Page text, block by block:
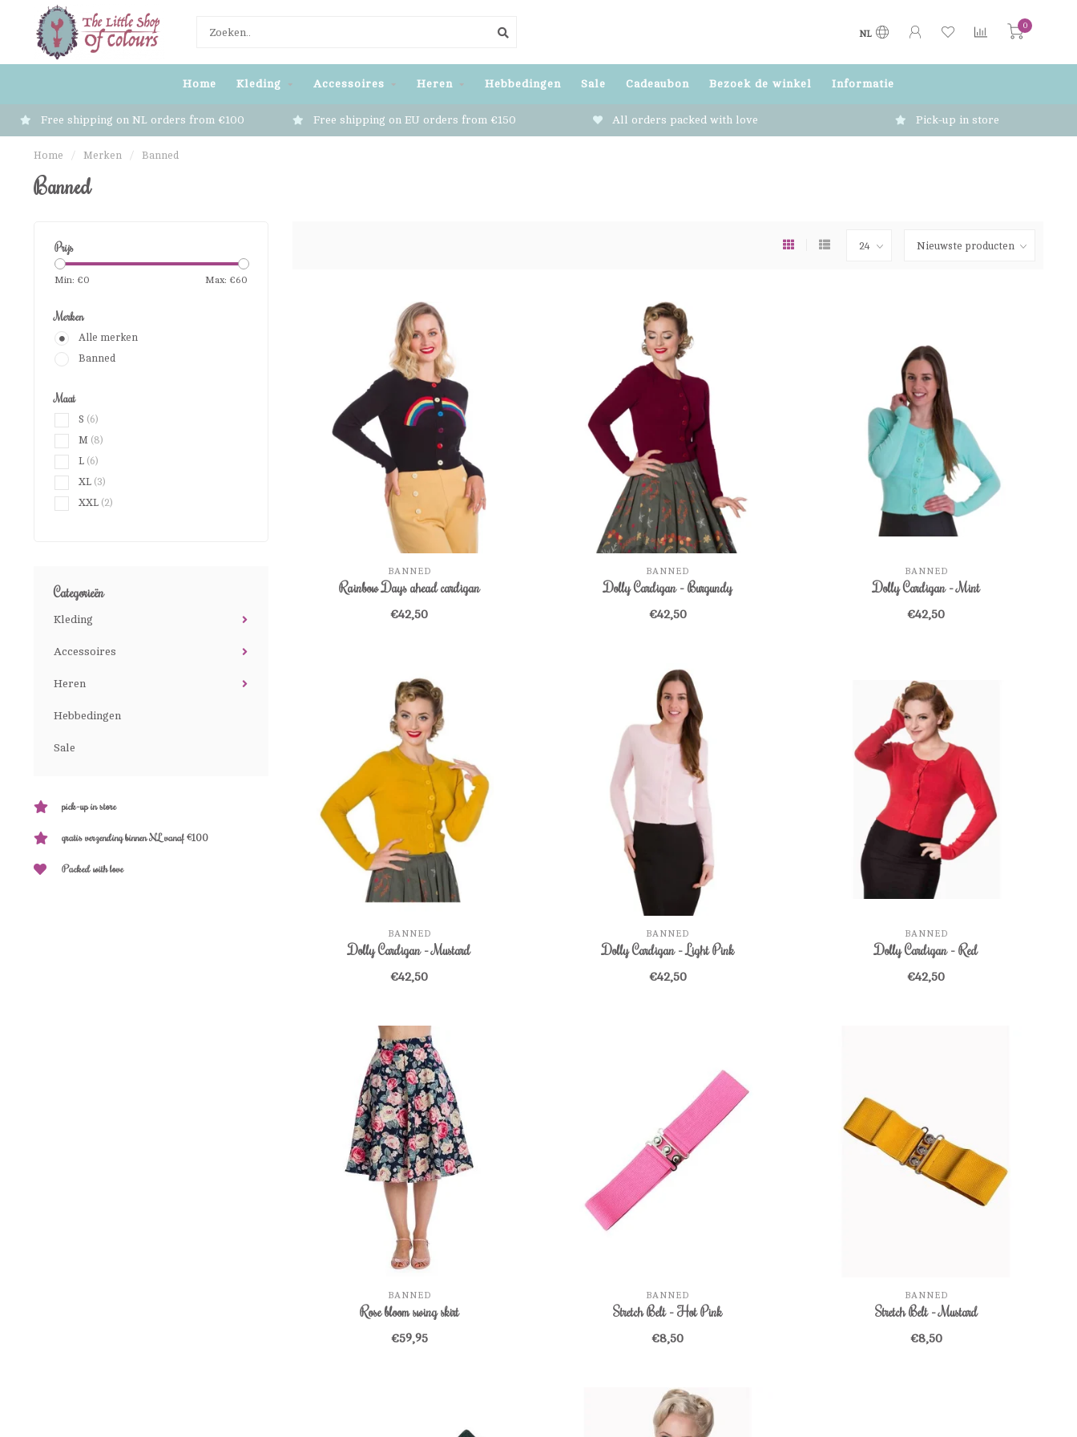
NL
0
Home Kleding Accessoires Heren Hebbedingen Sale Cadeaubon Bezoek de winkel Informatie
Free shipping on NL orders from €100 Free shipping on EU orders from €150 All orders packed with love Pick-up in store
Home / Merken / Banned
Banned
Prijs
Min: €0 Max: €60
Merken
Alle merken
Banned
Maat
S (6)
M (8)
L (6)
XL (3)
XXL (2)
Categorieën
Kleding
Accessoires
Heren
Hebbedingen
Sale
pick-up in store
gratis verzending binnen NL vanaf €100
Packed with love
BANNED
Rainbow Days ahead cardigan
€42,50
BANNED
Dolly Cardigan - Burgundy
€42,50
BANNED
Dolly Cardigan - Mint
€42,50
BANNED
Dolly Cardigan - Mustard
€42,50
BANNED
Dolly Cardigan - Light Pink
€42,50
BANNED
Dolly Cardigan - Red
€42,50
BANNED
Rose bloom swing skirt
€59,95
BANNED
Stretch Belt - Hot Pink
€8,50
BANNED
Stretch Belt - Mustard
€8,50